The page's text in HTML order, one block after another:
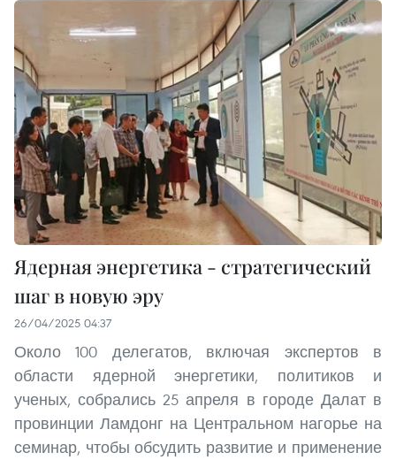
Ядерная энергетика - стратегический
шаг в новую эру
26/04/2025 04:37
Около 100 делегатов, включая экспертов в
области ядерной энергетики, политиков и
ученых, собрались 25 апреля в городе Далат в
провинции Ламдонг на Центральном нагорье на
семинар, чтобы обсудить развитие и применение